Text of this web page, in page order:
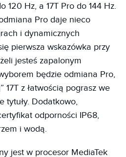
120 Hz, a 17T Pro do 144 Hz.
Pro daje nieco
i dynamicznych
pierwsza wskazówka przy
jesteś zapalonym
będzie odmiana Pro,
17T z łatwością pograsz we
tytuły. Dodatkowo,
odporności IP68,
i wodą.
jest w procesor MediaTek